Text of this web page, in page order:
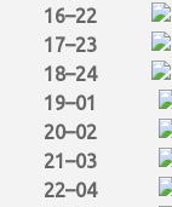
16–22
17–23
18–24
19–01
20–02
21–03
22–04